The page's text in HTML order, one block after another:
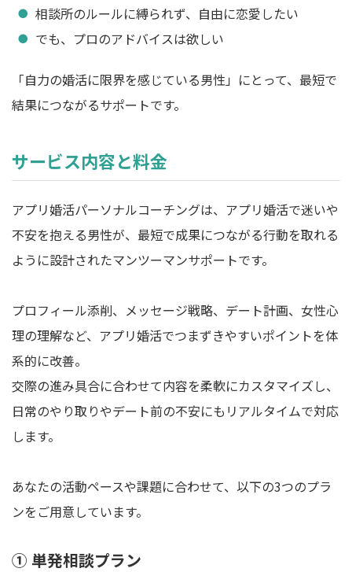
相談所のルールに縛られず、自由に恋愛したい
でも、プロのアドバイスは欲しい
「自力の婚活に限界を感じている男性」にとって、最短で
結果につながるサポートです。
サービス内容と料金
アプリ婚活パーソナルコーチングは、アプリ婚活で迷いや
不安を抱える男性が、最短で成果につながる行動を取れる
ように設計されたマンツーマンサポートです。
プロフィール添削、メッセージ戦略、デート計画、女性心
理の理解など、アプリ婚活でつまずきやすいポイントを体
系的に改善。
交際の進み具合に合わせて内容を柔軟にカスタマイズし、
日常のやり取りやデート前の不安にもリアルタイムで対応
します。
あなたの活動ペースや課題に合わせて、以下の3つのプラ
ンをご用意しています。
① 単発相談プラン